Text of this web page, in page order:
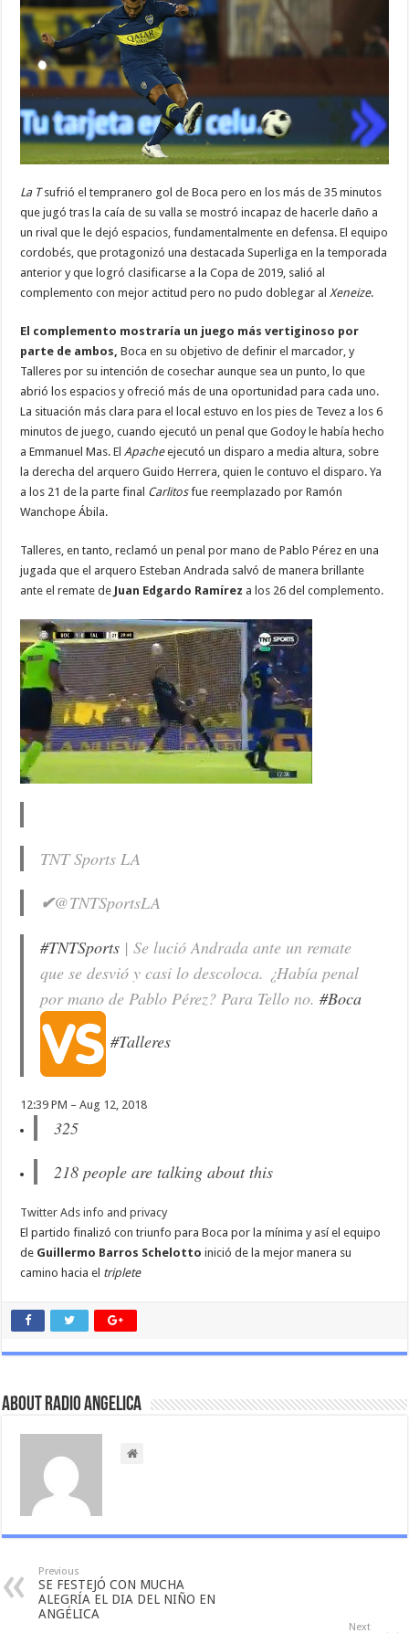
La Tsufrió el tempranero gol de Boca pero en los más de 35 minutos
que jugó tras la caía de su valla se mostró incapaz de hacerle daño a
un rival que le dejó espacios, fundamentalmente en defensa. El equipo
cordobés, que protagonizó una destacada Superliga en la temporada
anterior y que logró clasificarse a la Copa de 2019, salió al
complemento con mejor actitud pero no pudo doblegar al Xeneize.
El complemento mostraría un juego más vertiginoso por
parte de ambos, Boca en su objetivo de definir el marcador, y
Talleres por su intención de cosechar aunque sea un punto, lo que
abrió los espacios y ofreció más de una oportunidad para cada uno.
La situación más clara para el local estuvo en los pies de Tevez a los 6
minutos de juego, cuando ejecutó un penal que Godoy le había hecho
a Emmanuel Mas. ElApacheejecutó un disparo a media altura, sobre
la derecha del arquero Guido Herrera, quien le contuvo el disparo. Ya
a los 21 de la parte final Carlitosfue reemplazado por Ramón
Wanchope Ábila.
Talleres, en tanto, reclamó un penal por mano de Pablo Pérez en una
jugada que el arquero Esteban Andrada salvó de manera brillante
ante el remate de Juan Edgardo Ramírez a los 26 del complemento.
TNT Sports LA
✔@TNTSportsLA
#TNTSports | Se lució Andrada ante un remate
que se desvió y casi lo descoloca. ¿Había penal
por mano de Pablo Pérez? Para Tello no.#Boca
#Talleres
12:39 PM – Aug 12, 2018
325
218 people are talking about this
Twitter Ads info and privacy
El partido finalizó con triunfo para Boca por la mínima y así el equipo
de Guillermo Barros Schelotto inició de la mejor manera su
camino hacia el triplete
About Radio Angelica
Previous
SE FESTEJÓ CON MUCHA
ALEGRÍA EL DIA DEL NIÑO EN
ANGÉLICA
Next